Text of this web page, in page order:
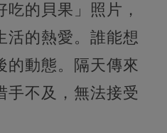
的貝果」照片，
活的熱愛。誰能想
的動態。隔天傳來
手不及，無法接受